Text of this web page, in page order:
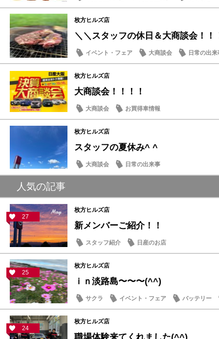
枚方ヒルズ店
＼＼スタッフの休日＆大商談会！！
イベント・フェア 大商談会 日常の出来
枚方ヒルズ店
大商談会！！！！
大商談会 お買得車情報
枚方ヒルズ店
スタッフの夏休み^ ^
大商談会 日常の出来事
人気の記事
27
枚方ヒルズ店
新メンバーご紹介！！
スタッフ紹介 日産のお店
25
枚方ヒルズ店
ｉｎ淡路島〜〜〜(^^)
サクラ イベント・フェア バッテリー
24
枚方ヒルズ店
職場体験来てくれました(^^)